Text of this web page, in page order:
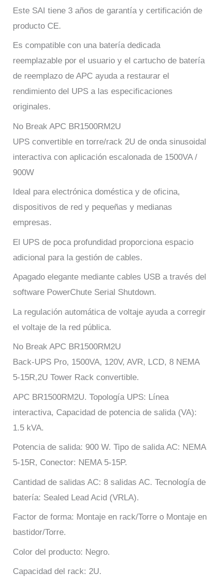
Este SAI tiene 3 años de garantía y certificación de
producto CE.
Es compatible con una batería dedicada
reemplazable por el usuario y el cartucho de batería
de reemplazo de APC ayuda a restaurar el
rendimiento del UPS a las especificaciones
originales.
No Break APC BR1500RM2U
UPS convertible en torre/rack 2U de onda sinusoidal
interactiva con aplicación escalonada de 1500VA /
900W
Ideal para electrónica doméstica y de oficina,
dispositivos de red y pequeñas y medianas
empresas.
El UPS de poca profundidad proporciona espacio
adicional para la gestión de cables.
Apagado elegante mediante cables USB a través del
software PowerChute Serial Shutdown.
La regulación automática de voltaje ayuda a corregir
el voltaje de la red pública.
No Break APC BR1500RM2U
Back-UPS Pro, 1500VA, 120V, AVR, LCD, 8 NEMA
5-15R,2U Tower Rack convertible.
APC BR1500RM2U. Topología UPS: Línea
interactiva, Capacidad de potencia de salida (VA):
1.5 kVA.
Potencia de salida: 900 W. Tipo de salida AC: NEMA
5-15R, Conector: NEMA 5-15P.
Cantidad de salidas AC: 8 salidas AC. Tecnología de
batería: Sealed Lead Acid (VRLA).
Factor de forma: Montaje en rack/Torre o Montaje en
bastidor/Torre.
Color del producto: Negro.
Capacidad del rack: 2U.